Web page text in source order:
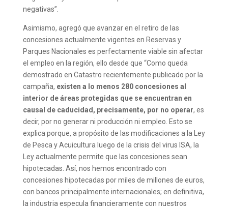
negativas”.
Asimismo, agregó que avanzar en el retiro de las
concesiones actualmente vigentes en Reservas y
Parques Nacionales es perfectamente viable sin afectar
el empleo en la región, ello desde que “Como queda
demostrado en Catastro recientemente publicado por la
campaña, existen a lo menos 280 concesiones al
interior de áreas protegidas que se encuentran en
causal de caducidad, precisamente, por no operar, es
decir, por no generar ni producción ni empleo. Esto se
explica porque, a propósito de las modificaciones a la Ley
de Pesca y Acuicultura luego de la crisis del virus ISA, la
Ley actualmente permite que las concesiones sean
hipotecadas. Así, nos hemos encontrado con
concesiones hipotecadas por miles de millones de euros,
con bancos principalmente internacionales; en definitiva,
la industria especula financieramente con nuestros